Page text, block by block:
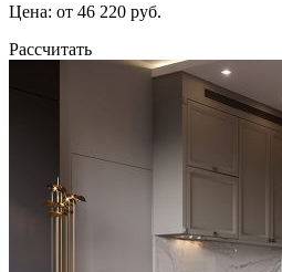
Цена: от 46 220 руб.
Рассчитать